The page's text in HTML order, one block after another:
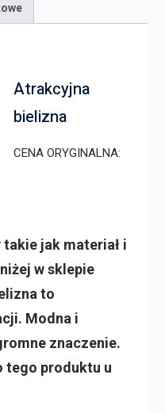
Atrakcyjna
bielizna
CENA ORYGINALNA:
jak materiał i
w sklepie
to
Modna i
znaczenie.
tego produktu u